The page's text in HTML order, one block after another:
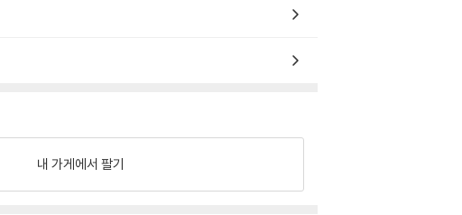
내 가게에서 팔기